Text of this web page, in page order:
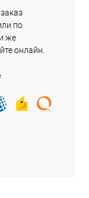
по
же
онлайн.